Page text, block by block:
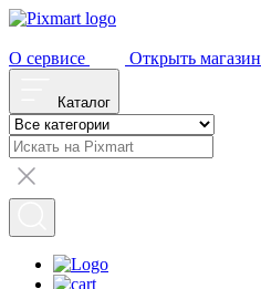
О сервисе Открыть магазин
Каталог